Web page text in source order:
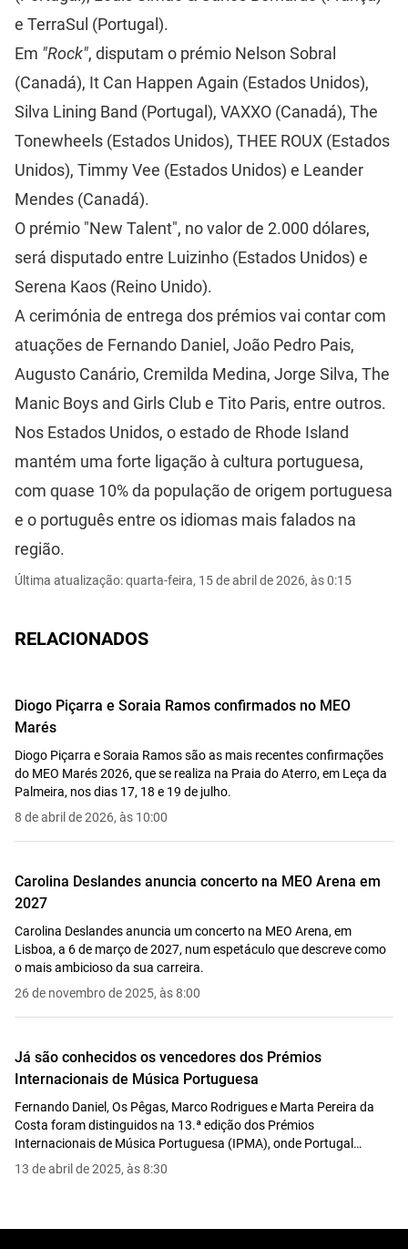
e TerraSul (Portugal).
Em "Rock", disputam o prémio Nelson Sobral
(Canadá), It Can Happen Again (Estados Unidos),
Silva Lining Band (Portugal), VAXXO (Canadá), The
Tonewheels (Estados Unidos), THEE ROUX (Estados
Unidos), Timmy Vee (Estados Unidos) e Leander
Mendes (Canadá).
O prémio "New Talent", no valor de 2.000 dólares,
será disputado entre Luizinho (Estados Unidos) e
Serena Kaos (Reino Unido).
A cerimónia de entrega dos prémios vai contar com
atuações de Fernando Daniel, João Pedro Pais,
Augusto Canário, Cremilda Medina, Jorge Silva, The
Manic Boys and Girls Club e Tito Paris, entre outros.
Nos Estados Unidos, o estado de Rhode Island
mantém uma forte ligação à cultura portuguesa,
com quase 10% da população de origem portuguesa
e o português entre os idiomas mais falados na
região.
Última atualização: quarta-feira, 15 de abril de 2026, às 0:15
RELACIONADOS
Diogo Piçarra e Soraia Ramos confirmados no MEO
Marés
Diogo Piçarra e Soraia Ramos são as mais recentes confirmações
do MEO Marés 2026, que se realiza na Praia do Aterro, em Leça da
Palmeira, nos dias 17, 18 e 19 de julho.
8 de abril de 2026, às 10:00
Carolina Deslandes anuncia concerto na MEO Arena em
2027
Carolina Deslandes anuncia um concerto na MEO Arena, em
Lisboa, a 6 de março de 2027, num espetáculo que descreve como
o mais ambicioso da sua carreira.
26 de novembro de 2025, às 8:00
Já são conhecidos os vencedores dos Prémios
Internacionais de Música Portuguesa
Fernando Daniel, Os Pêgas, Marco Rodrigues e Marta Pereira da
Costa foram distinguidos na 13.ª edição dos Prémios
Internacionais de Música Portuguesa (IPMA), onde Portugal
venceu nove das 12 categorias. A cerimónia decorreu em
Providence, nos Estados Unidos.
13 de abril de 2025, às 8:30